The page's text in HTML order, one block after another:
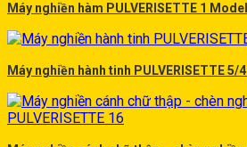
Máy nghiền hàm PULVERISETTE 1
Máy nghiền hành tinh PULVERISETTE